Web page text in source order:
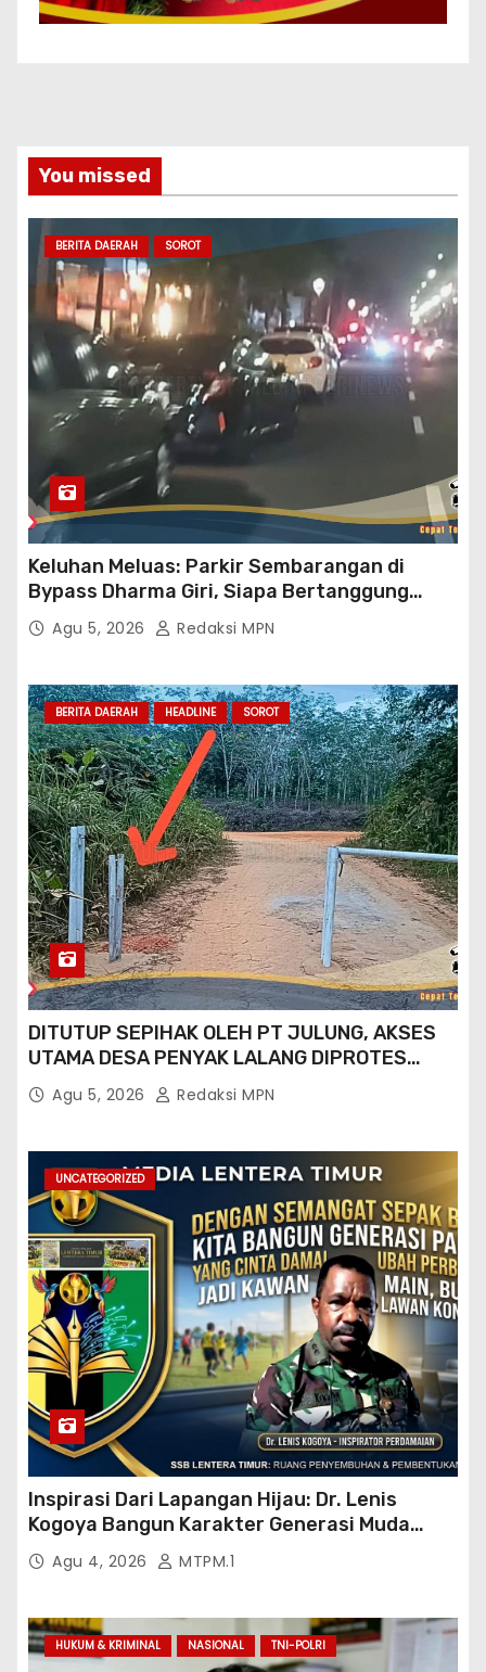
You missed
BERITA DAERAH SOROT
Keluhan Meluas: Parkir Sembarangan di
Bypass Dharma Giri, Siapa Bertanggung
Jawab?
Agu 5, 2026 Redaksi MPN
BERITA DAERAH HEADLINE SOROT
DITUTUP SEPIHAK OLEH PT JULUNG, AKSES
UTAMA DESA PENYAK LALANG DIPROTES
KADES DAN GPN 08
Agu 5, 2026 Redaksi MPN
UNCATEGORIZED
Inspirasi Dari Lapangan Hijau: Dr. Lenis
Kogoya Bangun Karakter Generasi Muda
PapuaAgu 4, 2026 MTPM.1
HUKUM & KRIMINAL NASIONAL TNI-POLRI